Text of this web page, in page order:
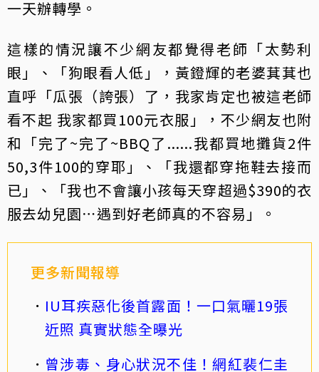
一天辦轉學。
這樣的情況讓不少網友都覺得老師「太勢利
眼」、「狗眼看人低」，黃鐙輝的老婆萁萁也
直呼「瓜張（誇張）了，我家肯定也被這老師
看不起 我家都買100元衣服」，不少網友也附
和「完了~完了~BBQ了......我都買地攤貨2件
50,3件100的穿耶」、「我還都穿拖鞋去接而
已」、「我也不會讓小孩每天穿超過$390的衣
服去幼兒園⋯遇到好老師真的不容易」。
更多新聞報導
IU耳疾惡化後首露面！一口氣曬19張
近照 真實狀態全曝光
曾涉毒、身心狀況不佳！網紅裴仁圭